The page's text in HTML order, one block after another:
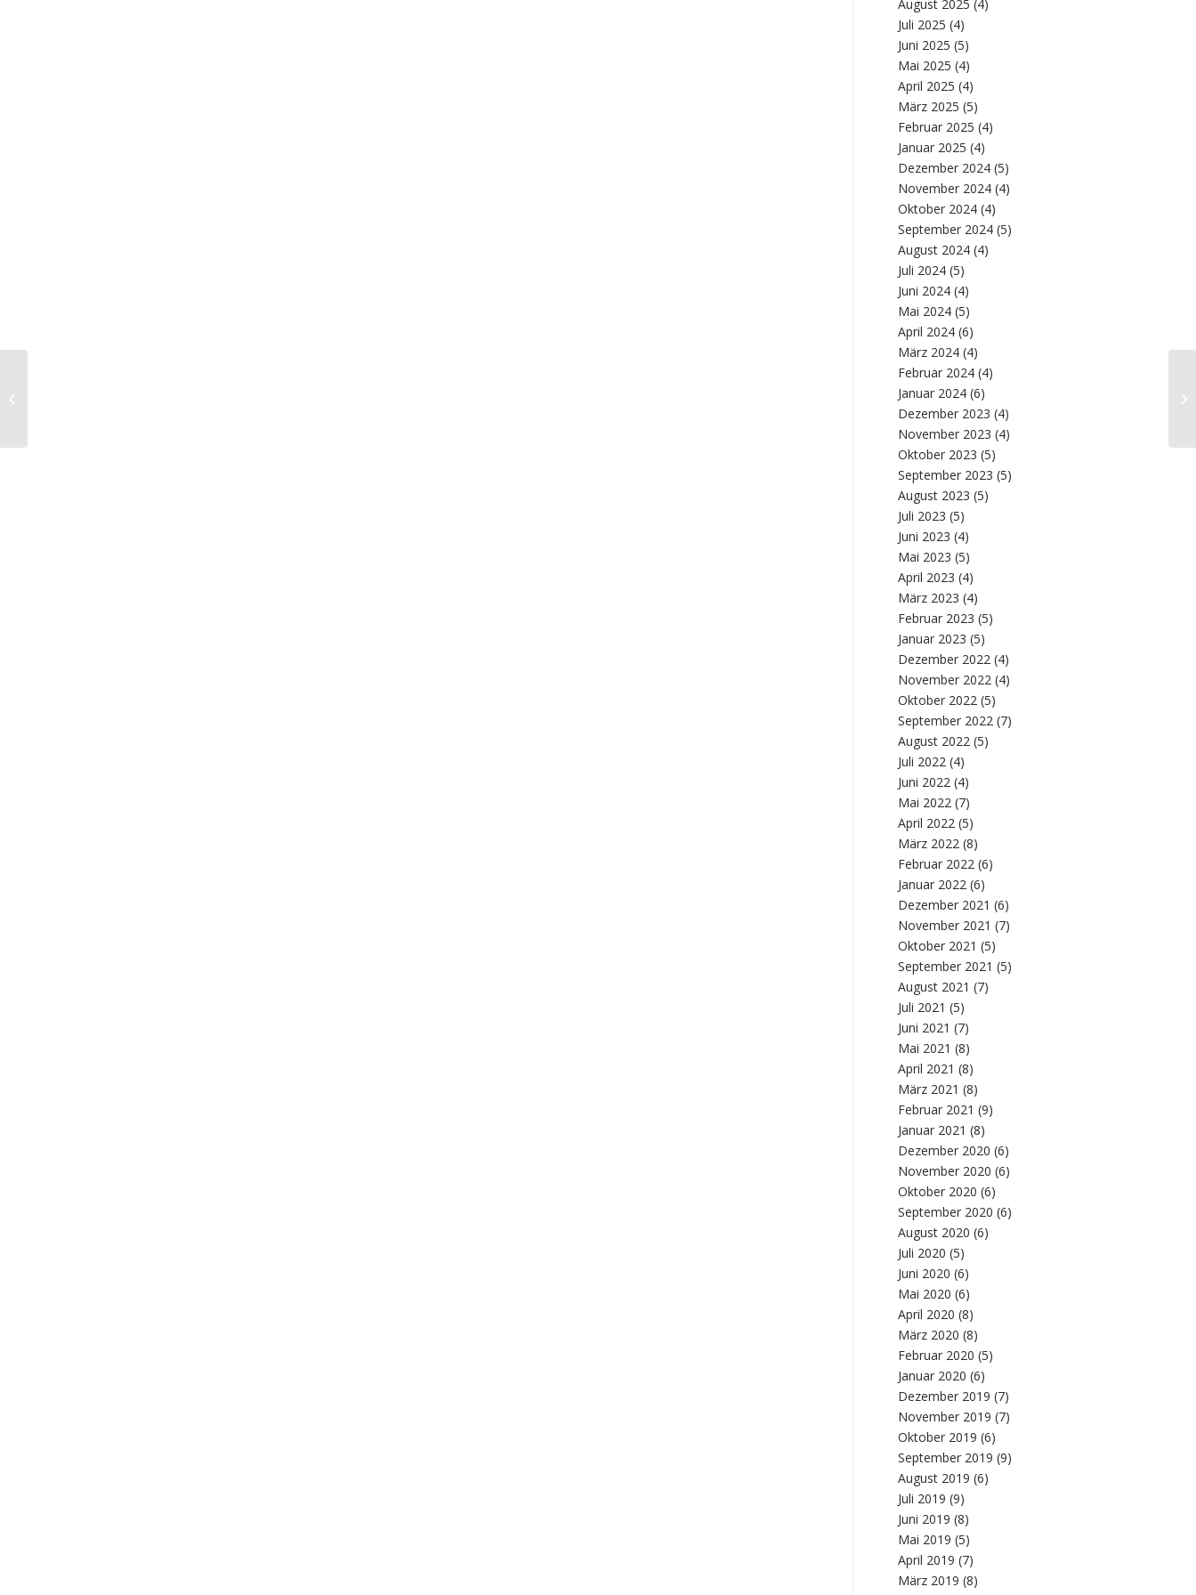
August 2025 (4)
Juli 2025 (4)
Juni 2025 (5)
Mai 2025 (4)
April 2025 (4)
März 2025 (5)
Februar 2025 (4)
Januar 2025 (4)
Dezember 2024 (5)
November 2024 (4)
Oktober 2024 (4)
September 2024 (5)
August 2024 (4)
Juli 2024 (5)
Juni 2024 (4)
Mai 2024 (5)
April 2024 (6)
März 2024 (4)
Februar 2024 (4)
Januar 2024 (6)
Dezember 2023 (4)
November 2023 (4)
Oktober 2023 (5)
September 2023 (5)
August 2023 (5)
Juli 2023 (5)
Juni 2023 (4)
Mai 2023 (5)
April 2023 (4)
März 2023 (4)
Februar 2023 (5)
Januar 2023 (5)
Dezember 2022 (4)
November 2022 (4)
Oktober 2022 (5)
September 2022 (7)
August 2022 (5)
Juli 2022 (4)
Juni 2022 (4)
Mai 2022 (7)
April 2022 (5)
März 2022 (8)
Februar 2022 (6)
Januar 2022 (6)
Dezember 2021 (6)
November 2021 (7)
Oktober 2021 (5)
September 2021 (5)
August 2021 (7)
Juli 2021 (5)
Juni 2021 (7)
Mai 2021 (8)
April 2021 (8)
März 2021 (8)
Februar 2021 (9)
Januar 2021 (8)
Dezember 2020 (6)
November 2020 (6)
Oktober 2020 (6)
September 2020 (6)
August 2020 (6)
Juli 2020 (5)
Juni 2020 (6)
Mai 2020 (6)
April 2020 (8)
März 2020 (8)
Februar 2020 (5)
Januar 2020 (6)
Dezember 2019 (7)
November 2019 (7)
Oktober 2019 (6)
September 2019 (9)
August 2019 (6)
Juli 2019 (9)
Juni 2019 (8)
Mai 2019 (5)
April 2019 (7)
März 2019 (8)